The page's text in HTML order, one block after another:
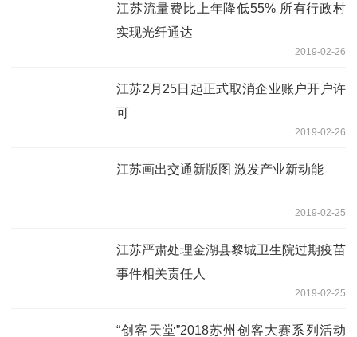
江苏流量费比上年降低55% 所有行政村
实现光纤通达
2019-02-26
江苏2月25日起正式取消企业账户开户许
可
2019-02-26
江苏画出交通新版图 激发产业新动能
2019-02-25
江苏严肃处理金湖县黎城卫生院过期疫苗
事件相关责任人
2019-02-25
“创客天堂”2018苏州创客大赛系列活动